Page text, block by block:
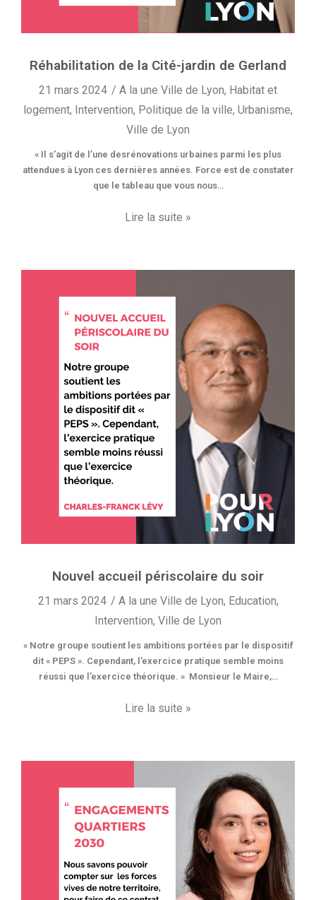
Réhabilitation de la Cité-jardin de Gerland
21 mars 2024 A la une Ville de Lyon, Habitat et
logement, Intervention, Politique de la ville, Urbanisme,
Ville de Lyon
« Il s’agit de l’une desrénovations urbaines parmi les plus
attendues à Lyon ces dernières années. Force est de constater
que le tableau que vous nous…
Lire la suite »
Nouvel accueil périscolaire du soir
21 mars 2024 A la une Ville de Lyon, Education,
Intervention, Ville de Lyon
« Notre groupe soutient les ambitions portées par le dispositif
dit « PEPS ». Cependant, l’exercice pratique semble moins
réussi que l’exercice théorique. » Monsieur le Maire,…
Lire la suite »